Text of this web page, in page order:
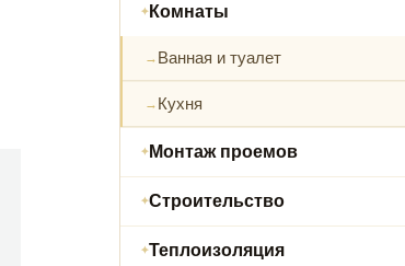
Комнаты
Ванная и туалет
Кухня
Монтаж проемов
Строительство
Теплоизоляция